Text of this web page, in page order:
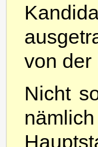
von der
Nicht